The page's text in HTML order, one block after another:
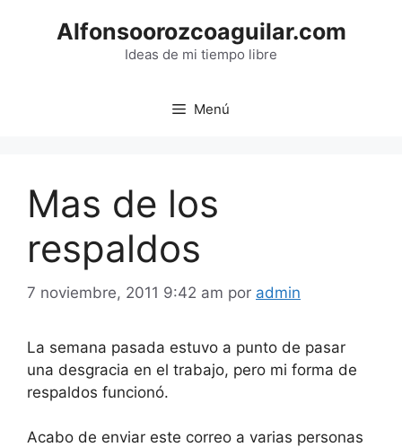
Alfonsoorozcoaguilar.com
Ideas de mi tiempo libre
Menú
Mas de los
respaldos
7 noviembre, 2011 9:42 am por admin
La semana pasada estuvo a punto de pasar
una desgracia en el trabajo, pero mi forma de
respaldos funcionó.
Acabo de enviar este correo a varias personas